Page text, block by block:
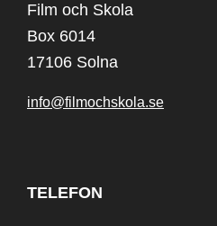
Film och Skola
Box 6014
17106 Solna
info@filmochskola.se
TELEFON